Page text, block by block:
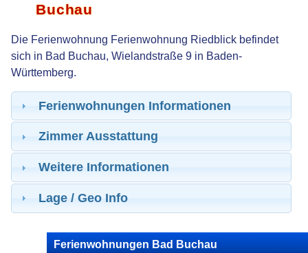
Buchau
Die Ferienwohnung Ferienwohnung Riedblick befindet
sich in Bad Buchau, Wielandstraße 9 in Baden-
Württemberg.
Ferienwohnungen Informationen
Zimmer Ausstattung
Weitere Informationen
Lage / Geo Info
Ferienwohnungen Bad Buchau